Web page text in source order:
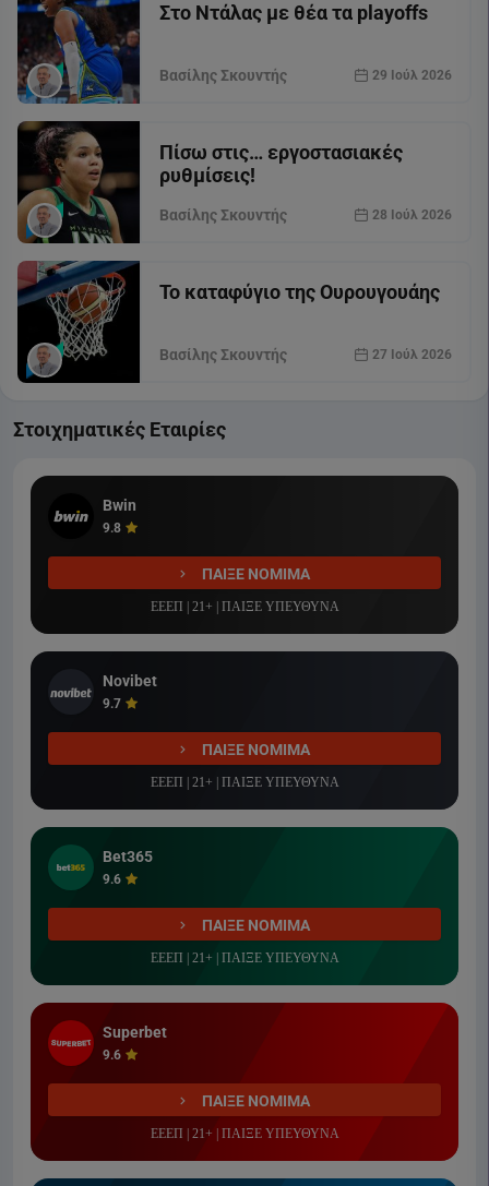
Στο Ντάλας με θέα τα playoffs
Βασίλης Σκουντής 29 Ιούλ 2026
Πίσω στις… εργοστασιακές
ρυθμίσεις!
Βασίλης Σκουντής 28 Ιούλ 2026
Το καταφύγιο της Ουρουγουάης
Βασίλης Σκουντής 27 Ιούλ 2026
Στοιχηματικές Εταιρίες
Bwin
9.8
ΠΑΙΞΕ ΝΟΜΙΜΑ
ΕΕΕΠ | 21+ | ΠΑΙΞΕ ΥΠΕΥΘΥΝΑ
Novibet
9.7
ΠΑΙΞΕ ΝΟΜΙΜΑ
ΕΕΕΠ | 21+ | ΠΑΙΞΕ ΥΠΕΥΘΥΝΑ
Bet365
9.6
ΠΑΙΞΕ ΝΟΜΙΜΑ
ΕΕΕΠ | 21+ | ΠΑΙΞΕ ΥΠΕΥΘΥΝΑ
Superbet
9.6
ΠΑΙΞΕ ΝΟΜΙΜΑ
ΕΕΕΠ | 21+ | ΠΑΙΞΕ ΥΠΕΥΘΥΝΑ